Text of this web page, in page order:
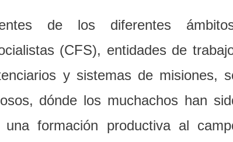
de los diferentes
(CFS), entidades de
y sistemas de misiones,
dónde los muchachos han
formación productiva al